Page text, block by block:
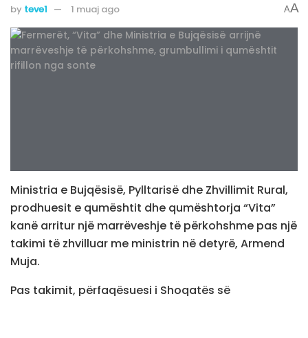
by teve1 1 muaj ago AA
Ministria e Bujqësisë, Pylltarisë dhe Zhvillimit Rural,
prodhuesit e qumështit dhe qumështorja “Vita”
kanë arritur një marrëveshje të përkohshme pas një
takimi të zhvilluar me ministrin në detyrë, Armend
Muja.
Pas takimit, përfaqësuesi i Shoqatës së